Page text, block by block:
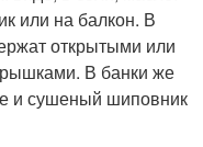
или на балкон. В
открытыми или
В банки же
и сушеный шиповник